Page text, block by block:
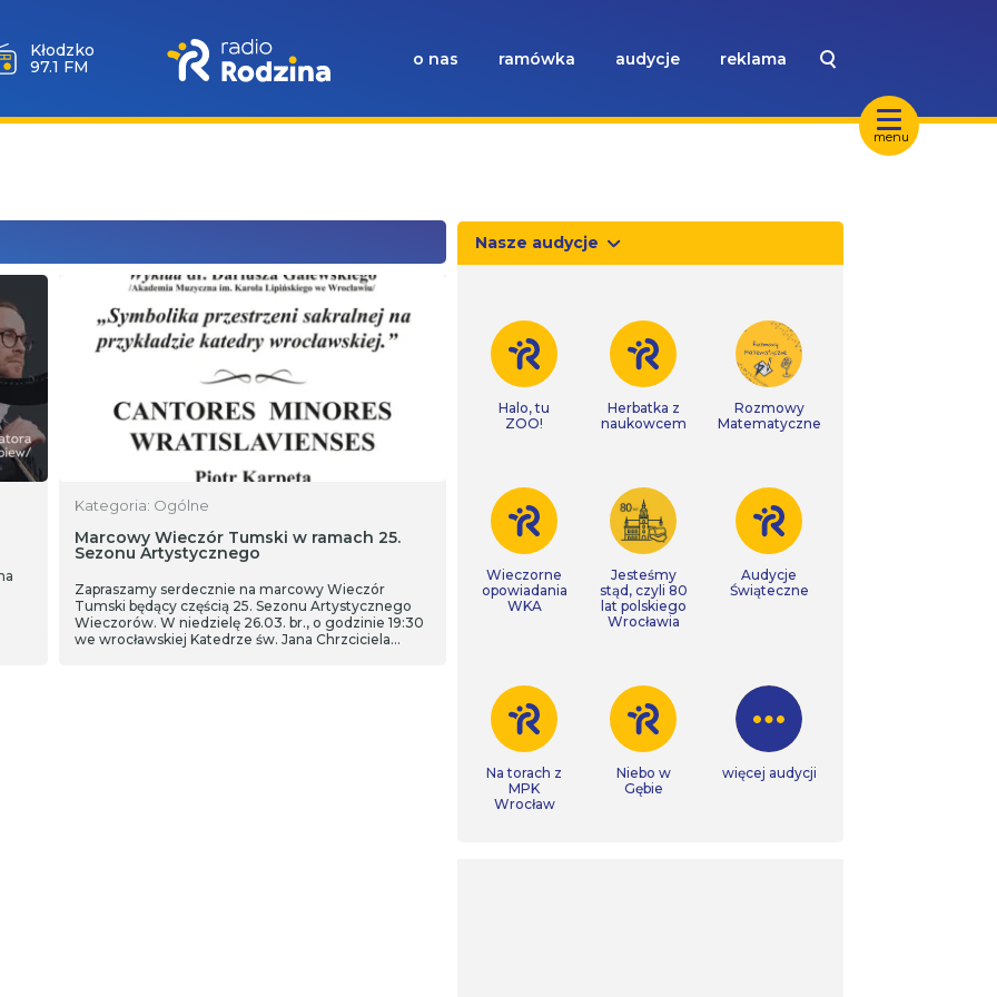
menu
Wołów
99.6 FM
o nas ramówka audycje reklama
Kategoria: Ogólne
Marcowy Wieczór Tumski w ramach 25.
Sezonu Artystycznego
Zapraszamy serdecznie na marcowy Wieczór
Tumski będący częścią 25. Sezonu Artystycznego
Wieczorów. W niedzielę 26.03. br., o godzinie 19:30
we wrocławskiej Katedrze św. Jana Chrzciciela
Nasze audycje
Halo, tu
ZOO!
Herbatka z
naukowcem
Rozmowy
Matematyczne
Wieczorne
opowiadania
WKA
Jesteśmy
stąd, czyli 80
lat polskiego
Wrocławia
Audycje
Świąteczne
Na torach z
MPK
Wrocław
Niebo w
Gębie
więcej audycji